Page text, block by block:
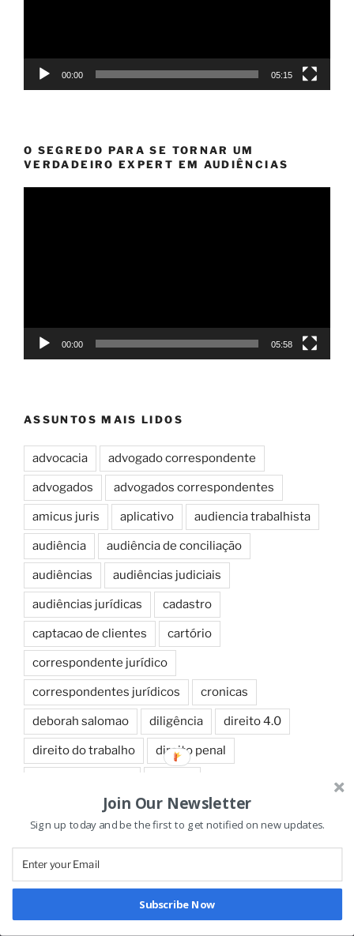
00:00 05:15
O SEGREDO PARA SE TORNAR UM
VERDADEIRO EXPERT EM AUDIÊNCIAS
00:00 05:58
ASSUNTOS MAIS LIDOS
advocacia advogado correspondente
advogados advogados correspondentes
amicus juris aplicativo audiencia trabalhista
audiência audiência de conciliação
audiências audiências judiciais
audiências jurídicas cadastro
captacao de clientes cartório
correspondente jurídico
correspondentes jurídicos cronicas
deborah salomao diligência direito 4.0
direito do trabalho direito penal
e-book correspondente e-book escritório
guia de serviços
experiência em nosso site. Se você continua a usar este site,
assumimos que você está satisfeito.
Ok
Join Our Newsletter
Sign up today and be the first to get notified on new updates.
Subscribe Now